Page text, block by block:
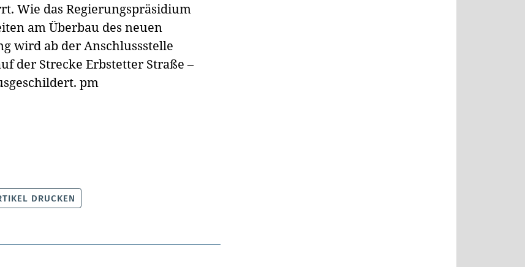
Wie das Regierungspräsidium
am Überbau des neuen
wird ab der Anschlussstelle
der Strecke Erbstetter Straße –
pm
DRUCKEN